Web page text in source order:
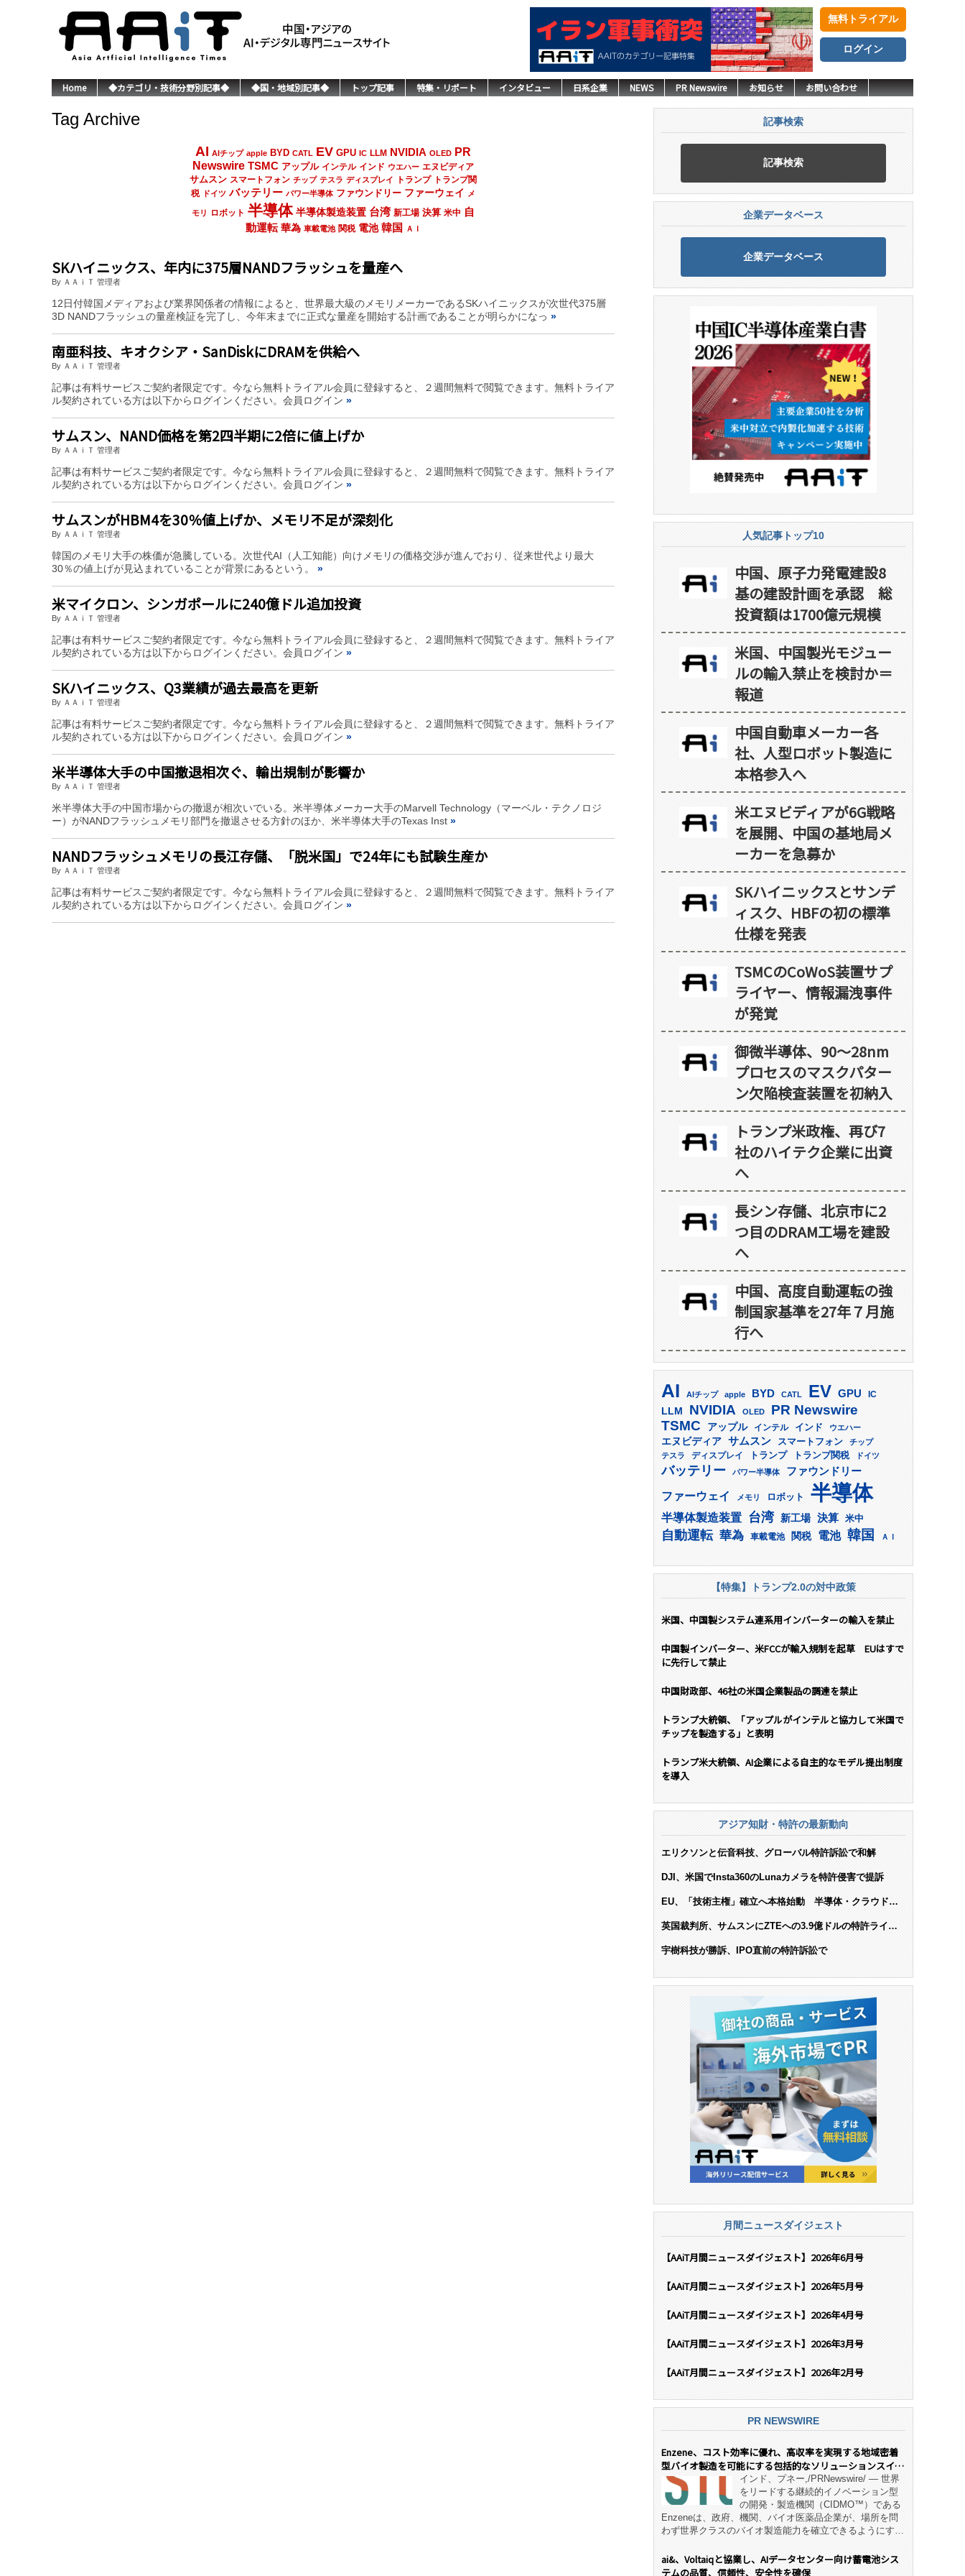
無料トライアル
ログイン
Home ◆カテゴリ・技術分野別記事◆ ◆国・地域別記事◆ トップ記事 特集・リポート インタビュー 日系企業 NEWS PR Newswire お知らせ お問い合わせ
Tag Archive
AI AIチップ apple BYD CATL EV GPU IC LLM NVIDIA OLED PR
Newswire TSMC アップル インテル インド ウエハー エヌビディア
サムスン スマートフォン チップ テスラ ディスプレイ トランプ
トランプ関
税
ドイツ バッテリー パワー半導体 ファウンドリー ファーウェイ メ
モリ ロボット 半導体 半導体製造装置 台湾 新工場 決算 米中 自
動運転 華為 車載電池 関税 電池 韓国 ＡＩ
SKハイニックス、年内に375層NANDフラッシュを量産へ
By ＡＡｉＴ 管理者
12日付韓国メディアおよび業界関係者の情報によると、世界最大級のメモリメーカーであるSKハイニックスが次世代375層
3D NANDフラッシュの量産検証を完了し、今年末までに正式な量産を開始する計画であることが明らかになっ »
南亜科技、キオクシア・SanDiskにDRAMを供給へ
By ＡＡｉＴ 管理者
記事は有料サービスご契約者限定です。今なら無料トライアル会員に登録すると、２週間無料で閲覧できます。無料トライア
ル契約されている方は以下からログインください。会員ログイン »
サムスン、NAND価格を第2四半期に2倍に値上げか
By ＡＡｉＴ 管理者
記事は有料サービスご契約者限定です。今なら無料トライアル会員に登録すると、２週間無料で閲覧できます。無料トライア
ル契約されている方は以下からログインください。会員ログイン »
サムスンがHBM4を30％値上げか、メモリ不足が深刻化
By ＡＡｉＴ 管理者
韓国のメモリ大手の株価が急騰している。次世代AI（人工知能）向けメモリの価格交渉が進んでおり、従来世代より最大
30％の値上げが見込まれていることが背景にあるという。
»
米マイクロン、シンガポールに240億ドル追加投資
By ＡＡｉＴ 管理者
記事は有料サービスご契約者限定です。今なら無料トライアル会員に登録すると、２週間無料で閲覧できます。無料トライア
ル契約されている方は以下からログインください。会員ログイン »
SKハイニックス、Q3業績が過去最高を更新
By ＡＡｉＴ 管理者
記事は有料サービスご契約者限定です。今なら無料トライアル会員に登録すると、２週間無料で閲覧できます。無料トライア
ル契約されている方は以下からログインください。会員ログイン »
米半導体大手の中国撤退相次ぐ、輸出規制が影響か
By ＡＡｉＴ 管理者
米半導体大手の中国市場からの撤退が相次いでいる。米半導体メーカー大手のMarvell Technology（マーベル・テクノロジ
ー）がNANDフラッシュメモリ部門を撤退させる方針のほか、米半導体大手のTexas Inst »
NANDフラッシュメモリの長江存儲、「脱米国」で24年にも試験生産か
By ＡＡｉＴ 管理者
記事は有料サービスご契約者限定です。今なら無料トライアル会員に登録すると、２週間無料で閲覧できます。無料トライア
ル契約されている方は以下からログインください。会員ログイン »
記事検索
記事検索
企業データベース
企業データベース
人気記事トップ10
中国、原子力発電建設8
基の建設計画を承認 総
投資額は1700億元規模
米国、中国製光モジュー
ルの輸入禁止を検討か＝
報道
中国自動車メーカー各
社、人型ロボット製造に
本格参入へ
米エヌビディアが6G戦略
を展開、中国の基地局メ
ーカーを急募か
SKハイニックスとサンデ
ィスク、HBFの初の標準
仕様を発表
TSMCのCoWoS装置サプ
ライヤー、情報漏洩事件
が発覚
御微半導体、90～28nm
プロセスのマスクパター
ン欠陥検査装置を初納入
トランプ米政権、再び7
社のハイテク企業に出資
へ
長シン存儲、北京市に2
つ目のDRAM工場を建設
へ
中国、高度自動運転の強
制国家基準を27年７月施
行へ
AI AIチップ apple BYD CATL EV GPU IC
LLM NVIDIA OLED PR Newswire
TSMC アップル インテル インド ウエハー
エヌビディア サムスン スマートフォン
チップ
テスラ
ディスプレイ トランプ トランプ関税 ドイツ
バッテリー パワー半導体 ファウンドリー
ファーウェイ メモリ ロボット 半導体
半導体製造装置 台湾 新工場 決算 米中
自動運転 華為 車載電池 関税 電池 韓国 ＡＩ
【特集】トランプ2.0の対中政策
米国、中国製システム連系用インバーターの輸入を禁止
中国製インバーター、米FCCが輸入規制を起草 EUはすで
に先行して禁止
中国財政部、46社の米国企業製品の調達を禁止
トランプ大統領、「アップルがインテルと協力して米国で
チップを製造する」と表明
トランプ米大統領、AI企業による自主的なモデル提出制度
を導入
アジア知財・特許の最新動向
エリクソンと伝音科技、グローバル特許訴訟で和解
DJI、米国でInsta360のLunaカメラを特許侵害で提訴
EU、「技術主権」確立へ本格始動 半導体・クラウド・
英国裁判所、サムスンにZTEへの3.9億ドルの特許ライセ
宇樹科技が勝訴、IPO直前の特許訴訟で
月間ニュースダイジェスト
【AAiT月間ニュースダイジェスト】2026年6月号
【AAiT月間ニュースダイジェスト】2026年5月号
【AAiT月間ニュースダイジェスト】2026年4月号
【AAiT月間ニュースダイジェスト】2026年3月号
【AAiT月間ニュースダイジェスト】2026年2月号
PR NEWSWIRE
Enzene、コスト効率に優れ、高収率を実現する地域密着
型バイオ製造を可能にする包括的なソリューションスイー
ト「NeX™」 をリリースインド、プネー,/PRNewswire/ — 世界
をリードする継続的イノベーション型
の開発・製造機関（CIDMO™）である
Enzeneは、政府、機関、バイオ医薬品企業が、場所を問
わず世界クラスのバイオ製造能力を確立できるようにす
デル「NeX™」の立ち上げを発表しました。 同社の実績
あるEnzeneX® fully‑connected continuous
ai&、Voltaiqと協業し、AIデータセンター向け蓄電池シス
テムの品質、信頼性、安全性を確保